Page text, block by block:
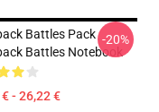
Battles Pack
Battles Notebook
- 26,22 €
-20%